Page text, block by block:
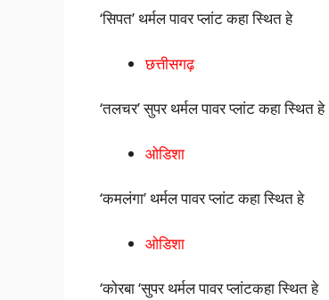
‘सिपत’ थर्मल पावर प्लांट कहा स्थित हे
छत्तीसगढ़
‘तलचर’ सुपर थर्मल पावर प्लांट कहा स्थित हे
ओडिशा
‘कमलंगा’ थर्मल पावर प्लांट कहा स्थित हे
ओडिशा
‘कोरबा ‘सुपर थर्मल पावर प्लांटकहा स्थित हे